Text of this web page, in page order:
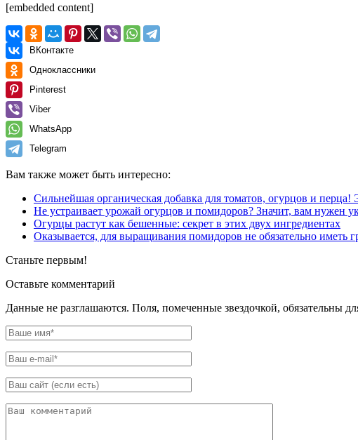
[embedded content]
ВКонтакте
Одноклассники
Pinterest
Viber
WhatsApp
Telegram
Вам также может быть интересно:
Сильнейшая органическая добавка для томатов, огурцов и
Не устраивает урожай огурцов и помидоров? Значит, вам нужен
Огурцы растут как бешенные: секрет в этих двух ингредиентах
Оказывается, для выращивания помидоров не обязательно иметь
Станьте первым!
Оставьте комментарий
Данные не разглашаются. Поля, помеченные звездочкой, обязательны